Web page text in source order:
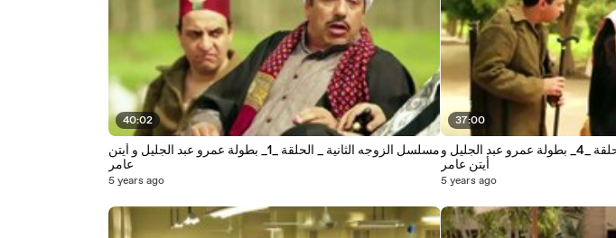
40:02
مسلسل الزوجه الثانية _ الحلقة _1_ بطولة عمرو عبد الجليل و أيتن
عامر
5 years ago
37:00
مسلسل الزوجه الثانية _ الحلقة _4_ بطولة عمرو عبد الجليل و
أيتن عامر
5 years ago